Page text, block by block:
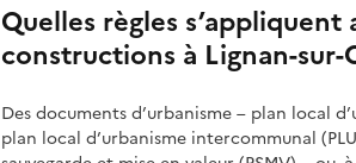
Quelles règles s’appliquent
constructions à Lignan-sur-
Des documents d’urbanisme – plan local
plan local d’urbanisme intercommunal